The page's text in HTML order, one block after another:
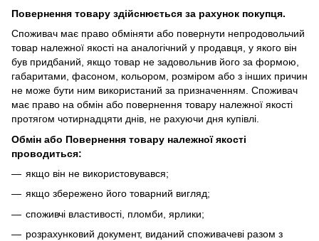
Повернення товару здійснюється за рахунок покупця.
Споживач має право обміняти або повернути непродовольчий
товар належної якості на аналогічний у продавця, у якого він
був придбаний, якщо товар не задовольнив його за формою,
габаритами, фасоном, кольором, розміром або з інших причин
не може бути ним використаний за призначенням. Споживач
має право на обмін або повернення товару належної якості
протягом чотирнадцяти днів, не рахуючи дня купівлі.
Обмін або Повернення товару належної якості
проводиться:
якщо він не використовувався;
якщо збережено його товарний вигляд;
споживчі властивості, пломби, ярлики;
розрахунковий документ, виданий споживачеві разом з